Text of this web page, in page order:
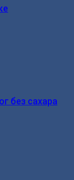
без сахара